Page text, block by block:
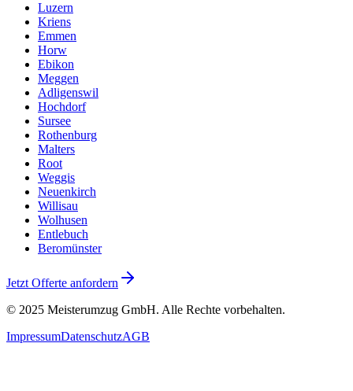
Luzern
Kriens
Emmen
Horw
Ebikon
Meggen
Adligenswil
Hochdorf
Sursee
Rothenburg
Malters
Root
Weggis
Neuenkirch
Willisau
Wolhusen
Entlebuch
Beromünster
Jetzt Offerte anfordern
© 2025 Meisterumzug GmbH. Alle Rechte vorbehalten.
ImpressumDatenschutzAGB